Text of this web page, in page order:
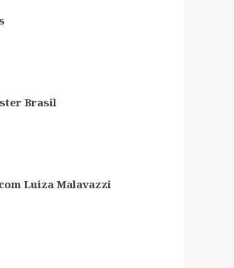
Brasil
Luiza Malavazzi